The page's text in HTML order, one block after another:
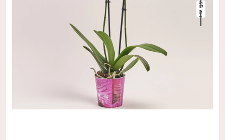
65 см